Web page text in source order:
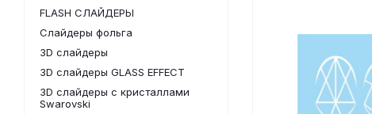
FLASH СЛАЙДЕРЫ
Слайдеры фольга
3D слайдеры
3D слайдеры GLASS EFFECT
3D слайдеры с кристаллами
Swarovski